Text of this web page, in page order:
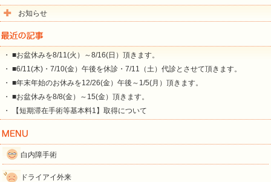
お知らせ
・ ■お盆休みを8/11(火）～8/16(日）頂きます。
・ ■6/11(木)・7/10(金）午後を休診・7/11（土）代診とさせて頂きます。
・ ■年末年始のお休みを12/26(金）午後～1/5(月）頂きます。
・ ■お盆休みを8/8(金）～15(金）頂きます。
・ 【短期滞在手術等基本料1】取得について
白内障手術
ドライアイ外来